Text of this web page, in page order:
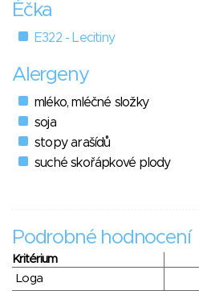
Éčka
E322 - Lecitiny
Alergeny
mléko, mléčné složky
soja
stopy arašídů
suché skořápkové plody
Podrobné hodnocení
Kritérium
Loga